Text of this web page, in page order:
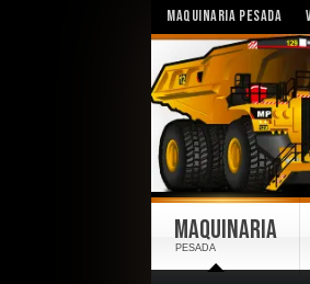
MAQUINARIA PESADA
MAQUINARIA
PESADA